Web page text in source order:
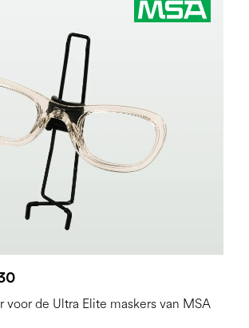
voor de Ultra Elite maskers van MSA